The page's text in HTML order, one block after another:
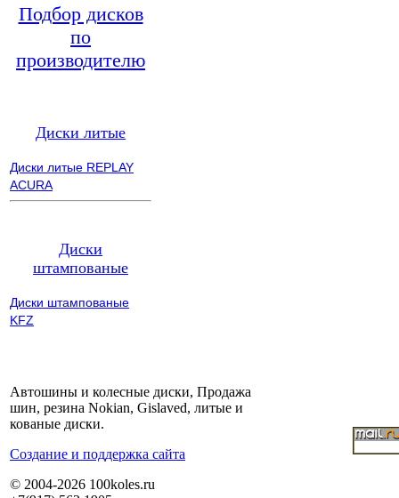
Подбор дисков
по
производителю
Диски литые
Диски литые REPLAY
ACURA
Диски
штампованые
Диски штампованые
KFZ
Автошины и колесные диски, Продажа
шин, резина Nokian, Gislaved, литые и
кованые диски.
Cоздание и поддержка сайта
© 2004-2026 100koles.ru